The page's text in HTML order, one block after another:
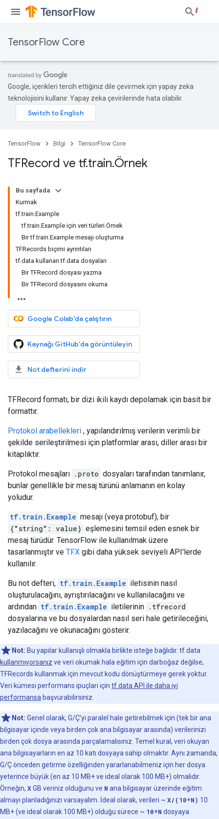
TensorFlow Core
Google, içerikleri tercih ettiğiniz dile çevirmek için yapay zeka
teknolojisini kullanır. Yapay zeka çevirilerinde hata olabilir.
TensorFlow Bilgi TensorFlow Core
TFRecord ve tf.train.Örnek
Bu sayfada
Kurmak
tf.train.Example
tf.train.Example için veri türleri.Örnek
Bir tf.train.Example mesajı oluşturma
TFRecords biçimi ayrıntıları
tf.data kullanan tf.data dosyaları
Bir TFRecord dosyası yazma
Bir TFRecord dosyasını okuma
Google Colab'da çalıştırın
Kaynağı GitHub'da görüntüleyin
Not defterini indir
TFRecord formatı, bir dizi ikili kaydı depolamak için basit bir
formattır.
Protokol arabellekleri , yapılandırılmış verilerin verimli bir
şekilde serileştirilmesi için platformlar arası, diller arası bir
kitaplıktır.
Protokol mesajları .proto dosyaları tarafından tanımlanır,
bunlar genellikle bir mesaj türünü anlamanın en kolay
yoludur.
tf.train.Example mesajı (veya protobuf), bir
{"string": value} eşlemesini temsil eden esnek bir
mesaj türüdür. TensorFlow ile kullanılmak üzere
tasarlanmıştır ve TFX gibi daha yüksek seviyeli API'lerde
kullanılır.
Bu not defteri, tf.train.Example iletisinin nasıl
oluşturulacağını, ayrıştırılacağını ve kullanılacağını ve
ardından tf.train.Example iletilerinin .tfrecord
dosyalarına ve bu dosyalardan nasıl seri hale getirileceğini,
yazılacağını ve okunacağını gösterir.
Not: Bu yapılar kullanışlı olmakla birlikte isteğe bağlıdır. tf.data
kullanmıyorsanız ve veri okumak hala eğitim için darboğaz değilse,
TFRecords kullanmak için mevcut kodu dönüştürmeye gerek yoktur.
Veri kümesi performans ipuçları için tf.data API ile daha iyi
performansa başvurabilirsiniz.
Not: Genel olarak, G/Ç'yi paralel hale getirebilmek için (tek bir ana
bilgisayar içinde veya birden çok ana bilgisayar arasında) verilerinizi
birden çok dosya arasında parçalamalısınız. Temel kural, veri okuyan
ana bilgisayarların en az 10 katı dosyaya sahip olmaktır. Aynı zamanda,
G/Ç önceden getirme özelliğinden yararlanabilmeniz için her dosya
yeterince büyük (en az 10 MB+ ve ideal olarak 100 MB+) olmalıdır.
Örneğin, XGB veriniz olduğunu ve N ana bilgisayar üzerinde eğitim
almayı planladığınızı varsayalım. İdeal olarak, verileri ~ X/(10*N) 10
MB+ (ve ideal olarak 100 MB+) olduğu sürece ~ 10*N dosyaya